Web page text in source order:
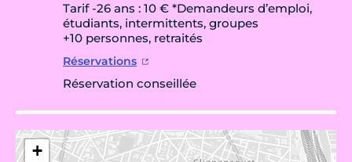
Tarif -26 ans : 10 € *Demandeurs d’emploi,
étudiants, intermittents, groupes
+10 personnes, retraités
Réservations
Réservation conseillée
+